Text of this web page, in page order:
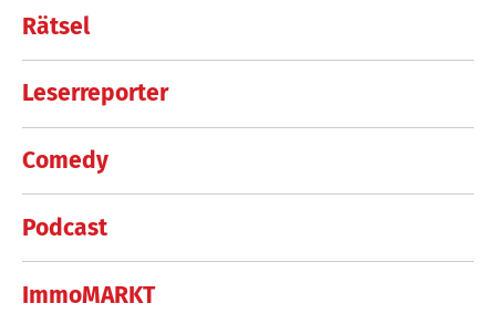
Rätsel
Leserreporter
Comedy
Podcast
ImmoMARKT